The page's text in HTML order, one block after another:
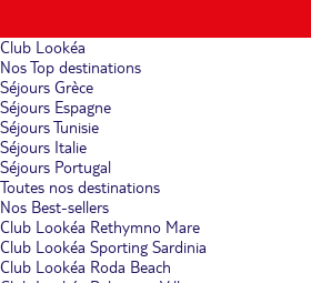
Club Lookéa
Nos Top destinations
Séjours Grèce
Séjours Espagne
Séjours Tunisie
Séjours Italie
Séjours Portugal
Toutes nos destinations
Nos Best-sellers
Club Lookéa Rethymno Mare
Club Lookéa Sporting Sardinia
Club Lookéa Roda Beach